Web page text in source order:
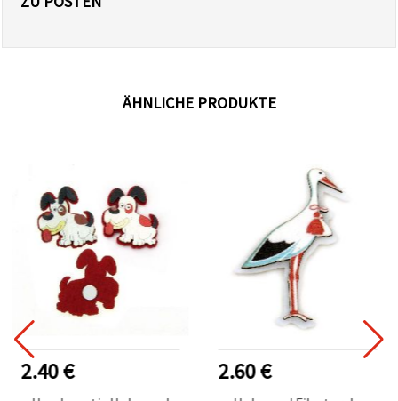
ÄHNLICHE PRODUKTE
2.40 € 2.60 €